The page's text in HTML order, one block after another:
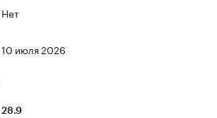
Нет
10 июля 2026
28.9